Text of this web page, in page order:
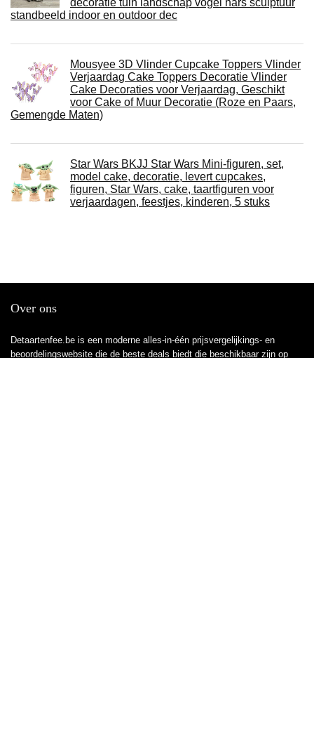
decoratie tuin landschap vogel hars sculptuur
standbeeld indoor en outdoor dec
Mousyee 3D Vlinder Cupcake Toppers Vlinder
Verjaardag Cake Toppers Decoratie Vlinder
Cake Decoraties voor Verjaardag, Geschikt
voor Cake of Muur Decoratie (Roze en Paars,
Gemengde Maten)
Star Wars BKJJ Star Wars Mini-figuren, set,
model cake, decoratie, levert cupcakes,
figuren, Star Wars, cake, taartfiguren voor
verjaardagen, feestjes, kinderen, 5 stuks
Over ons
Detaartenfee.be is een moderne alles-in-één prijsvergelijkings- en
beoordelingswebsite die de beste deals biedt die beschikbaar zijn op